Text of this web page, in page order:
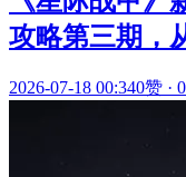
攻略第三期，
2026-07-18 00:340赞 ·